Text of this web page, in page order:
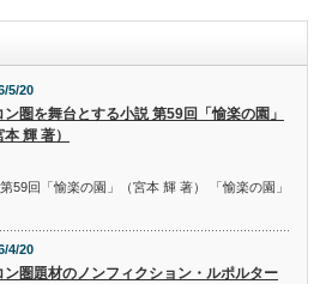
5/20
ン圏を舞台とする小説 第59回「愉楽の園」
本 輝 著）
59回「愉楽の園」（宮本 輝 著） 「愉楽の園」
4/20
ン圏題材のノンフィクション・ルポルター